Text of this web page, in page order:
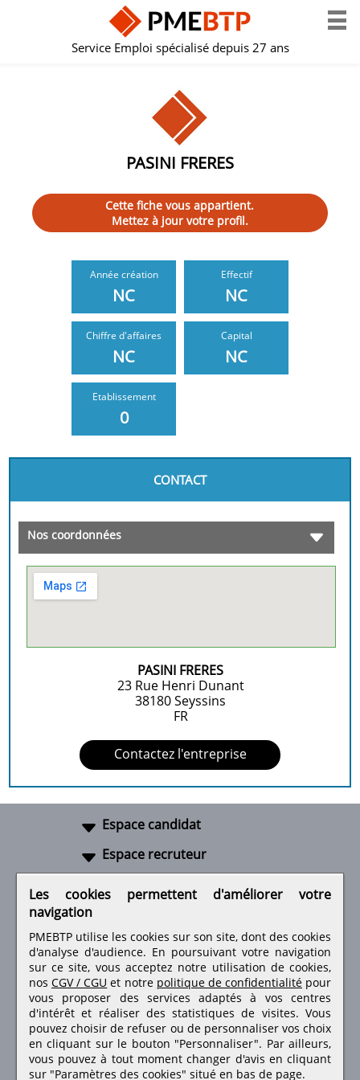
Service Emploi spécialisé depuis 27 ans
PASINI FRERES
Cette fiche vous appartient.
Mettez à jour votre profil.
Année création
NC
Effectif
NC
Chiffre d'affaires
NC
Capital
NC
Etablissement
0
CONTACT
Nos coordonnées
PASINI FRERES
23 Rue Henri Dunant
38180Seyssins
FR
Contactez l'entreprise
Espace candidat
Espace recruteur
Retrouvez-nous sur les réseaux sociaux
Les cookies permettent d'améliorer votre
navigation
PMEBTP utilise les cookies sur son site, dont des cookies
d'analyse d'audience. En poursuivant votre navigation
sur ce site, vous acceptez notre utilisation de cookies,
nos CGV / CGU et notre politique de confidentialité pour
vous proposer des services adaptés à vos centres
d'intérêt et réaliser des statistiques de visites.Vous
pouvez choisir de refuser ou de personnaliser vos choix
en cliquant sur le bouton "Personnaliser". Par ailleurs,
vous pouvez à tout moment changer d'avis en cliquant
sur "Paramètres des cookies" situé en bas de page.